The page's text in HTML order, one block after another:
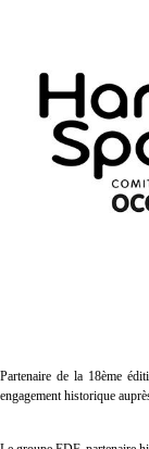
Partenaire de la 18ème
engagement historique